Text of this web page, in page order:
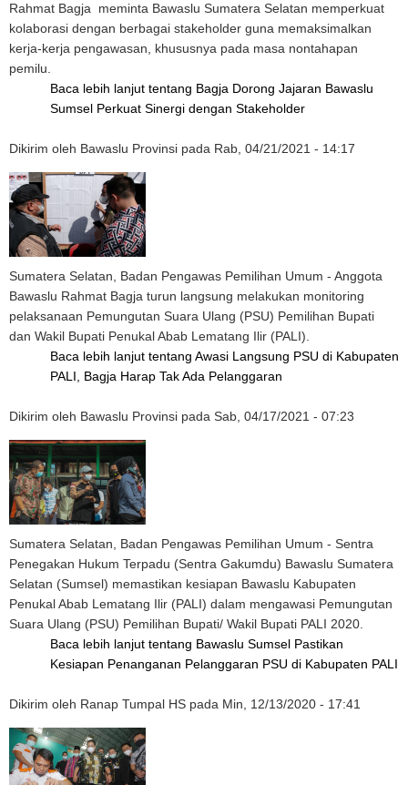
Rahmat Bagja meminta Bawaslu Sumatera Selatan memperkuat
kolaborasi dengan berbagai stakeholder guna memaksimalkan
kerja-kerja pengawasan, khususnya pada masa nontahapan
pemilu.
Baca lebih lanjut tentang Bagja Dorong Jajaran Bawaslu
Sumsel Perkuat Sinergi dengan Stakeholder
Dikirim oleh Bawaslu Provinsi pada Rab, 04/21/2021 - 14:17
Sumatera Selatan, Badan Pengawas Pemilihan Umum - Anggota
Bawaslu Rahmat Bagja turun langsung melakukan monitoring
pelaksanaan Pemungutan Suara Ulang (PSU) Pemilihan Bupati
dan Wakil Bupati Penukal Abab Lematang Ilir (PALI).
Baca lebih lanjut tentang Awasi Langsung PSU di Kabupaten
PALI, Bagja Harap Tak Ada Pelanggaran
Dikirim oleh Bawaslu Provinsi pada Sab, 04/17/2021 - 07:23
Sumatera Selatan, Badan Pengawas Pemilihan Umum - Sentra
Penegakan Hukum Terpadu (Sentra Gakumdu) Bawaslu Sumatera
Selatan (Sumsel) memastikan kesiapan Bawaslu Kabupaten
Penukal Abab Lematang Ilir (PALI) dalam mengawasi Pemungutan
Suara Ulang (PSU) Pemilihan Bupati/ Wakil Bupati PALI 2020.
Baca lebih lanjut tentang Bawaslu Sumsel Pastikan
Kesiapan Penanganan Pelanggaran PSU di Kabupaten PALI
Dikirim oleh Ranap Tumpal HS pada Min, 12/13/2020 - 17:41